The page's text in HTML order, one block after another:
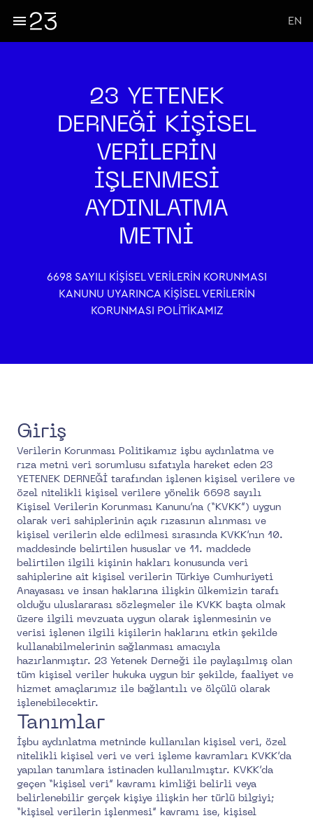
EN
23 YETENEK
DERNEĞİ KİŞİSEL
VERİLERİN
İŞLENMESİ
AYDINLATMA
METNİ
6698 SAYILI KİŞİSEL VERİLERİN KORUNMASI
KANUNU UYARINCA KİŞİSEL VERİLERİN
KORUNMASI POLİTİKAMIZ
Giriş
Verilerin Korunması Politikamız işbu aydınlatma ve
rıza metni veri sorumlusu sıfatıyla hareket eden 23
YETENEK DERNEĞİ tarafından işlenen kişisel verilere ve
özel nitelikli kişisel verilere yönelik 6698 sayılı
Kişisel Verilerin Korunması Kanunu’na (“KVKK”) uygun
olarak veri sahiplerinin açık rızasının alınması ve
kişisel verilerin elde edilmesi sırasında KVKK’nın 10.
maddesinde belirtilen hususlar ve 11. maddede
belirtilen ilgili kişinin hakları konusunda veri
sahiplerine ait kişisel verilerin Türkiye Cumhuriyeti
Anayasası ve insan haklarına ilişkin ülkemizin tarafı
olduğu uluslararası sözleşmeler ile KVKK başta olmak
üzere ilgili mevzuata uygun olarak işlenmesinin ve
verisi işlenen ilgili kişilerin haklarını etkin şekilde
kullanabilmelerinin sağlanması amacıyla
hazırlanmıştır. 23 Yetenek Derneği ile paylaşılmış olan
tüm kişisel veriler hukuka uygun bir şekilde, faaliyet ve
hizmet amaçlarımız ile bağlantılı ve ölçülü olarak
işlenebilecektir.
Tanımlar
İşbu aydınlatma metninde kullanılan kişisel veri, özel
nitelikli kişisel veri ve veri işleme kavramları KVKK’da
yapılan tanımlara istinaden kullanılmıştır. KVKK’da
geçen “kişisel veri” kavramı kimliği belirli veya
belirlenebilir gerçek kişiye ilişkin her türlü bilgiyi;
“kişisel verilerin işlenmesi” kavramı ise, kişisel